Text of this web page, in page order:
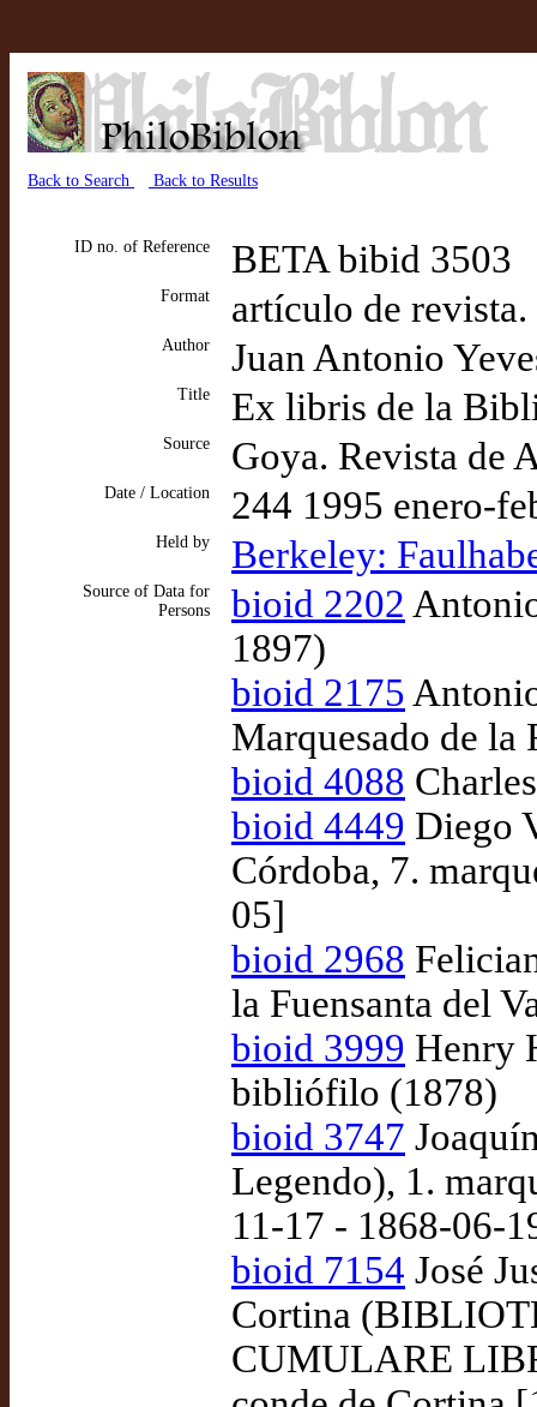
Back to Search Back to Results
ID no. of Reference BETA bibid 3503
Format artículo de
Author Juan Antonio
Title Ex libris de la
Source Goya. Revista de
Date / Location 244 1995 enero-
Held by Berkeley:
Source of Data for
Persons
bioid 2202
1897)
bioid 2175
Marquesado de la
bioid 4088
bioid 4449 Diego
Córdoba, 7.
05]
bioid 2968
la Fuensanta del
bioid 3999 Henry
bibliófilo (1878)
bioid 3747
Legendo), 1.
11-17 - 1868-06-
bioid 7154 José
Cortina
CUMULARE